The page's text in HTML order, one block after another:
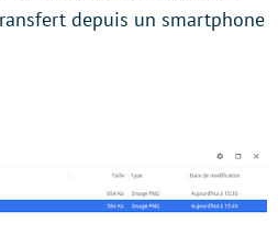
depuis un smartphone